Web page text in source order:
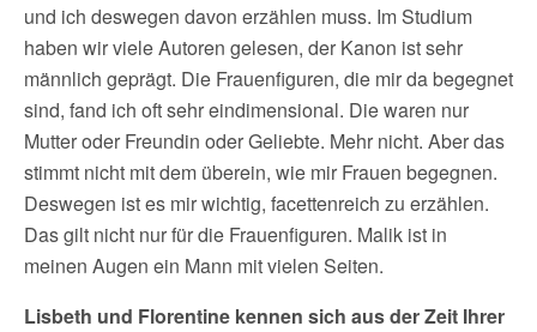
und ich deswegen davon erzählen muss. Im Studium
haben wir viele Autoren gelesen, der Kanon ist sehr
männlich geprägt. Die Frauenfiguren, die mir da begegnet
sind, fand ich oft sehr eindimensional. Die waren nur
Mutter oder Freundin oder Geliebte. Mehr nicht. Aber das
stimmt nicht mit dem überein, wie mir Frauen begegnen.
Deswegen ist es mir wichtig, facettenreich zu erzählen.
Das gilt nicht nur für die Frauenfiguren. Malik ist in
meinen Augen ein Mann mit vielen Seiten.
Lisbeth und Florentine kennen sich aus der Zeit Ihrer